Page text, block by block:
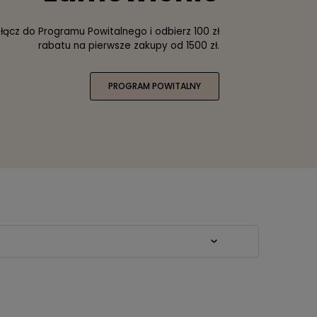
do Programu Powitalnego i odbierz 100 zł
rabatu na pierwsze zakupy od 1500 zł.
PROGRAM POWITALNY